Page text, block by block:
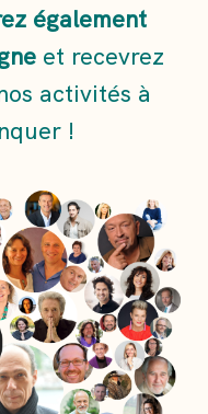
également
et recevrez
activités à
!